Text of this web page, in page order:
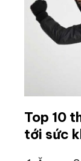
Top 10
tới sức